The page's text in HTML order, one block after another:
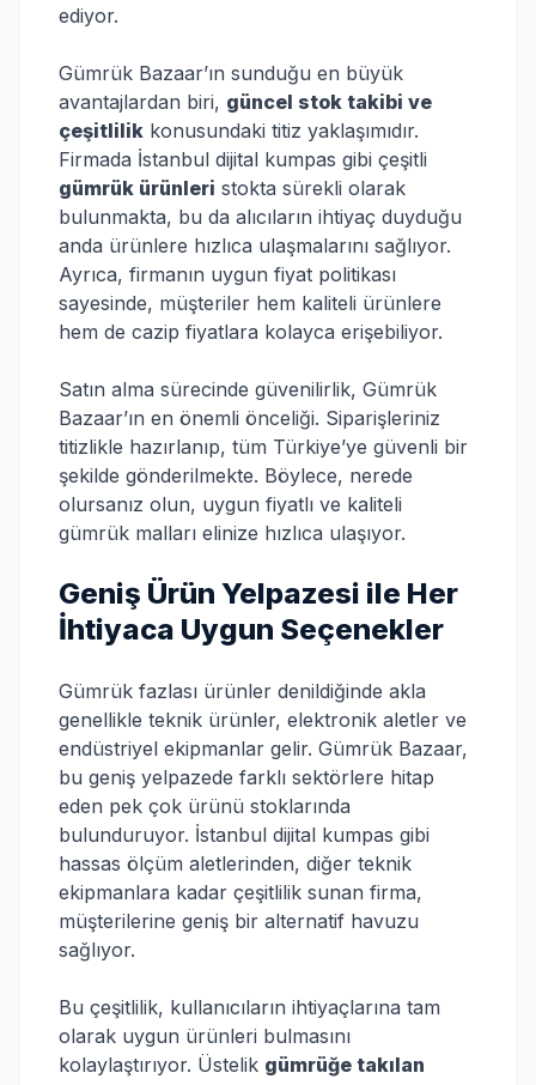
ediyor.
Gümrük Bazaar’ın sunduğu en büyük
avantajlardan biri, güncel stok takibi ve
çeşitlilik konusundaki titiz yaklaşımıdır.
Firmada İstanbul dijital kumpas gibi çeşitli
gümrük ürünleri stokta sürekli olarak
bulunmakta, bu da alıcıların ihtiyaç duyduğu
anda ürünlere hızlıca ulaşmalarını sağlıyor.
Ayrıca, firmanın uygun fiyat politikası
sayesinde, müşteriler hem kaliteli ürünlere
hem de cazip fiyatlara kolayca erişebiliyor.
Satın alma sürecinde güvenilirlik, Gümrük
Bazaar’ın en önemli önceliği. Siparişleriniz
titizlikle hazırlanıp, tüm Türkiye’ye güvenli bir
şekilde gönderilmekte. Böylece, nerede
olursanız olun, uygun fiyatlı ve kaliteli
gümrük malları elinize hızlıca ulaşıyor.
Geniş Ürün Yelpazesi ile Her
İhtiyaca Uygun Seçenekler
Gümrük fazlası ürünler denildiğinde akla
genellikle teknik ürünler, elektronik aletler ve
endüstriyel ekipmanlar gelir. Gümrük Bazaar,
bu geniş yelpazede farklı sektörlere hitap
eden pek çok ürünü stoklarında
bulunduruyor. İstanbul dijital kumpas gibi
hassas ölçüm aletlerinden, diğer teknik
ekipmanlara kadar çeşitlilik sunan firma,
müşterilerine geniş bir alternatif havuzu
sağlıyor.
Bu çeşitlilik, kullanıcıların ihtiyaçlarına tam
olarak uygun ürünleri bulmasını
kolaylaştırıyor. Üstelik gümrüğe takılan